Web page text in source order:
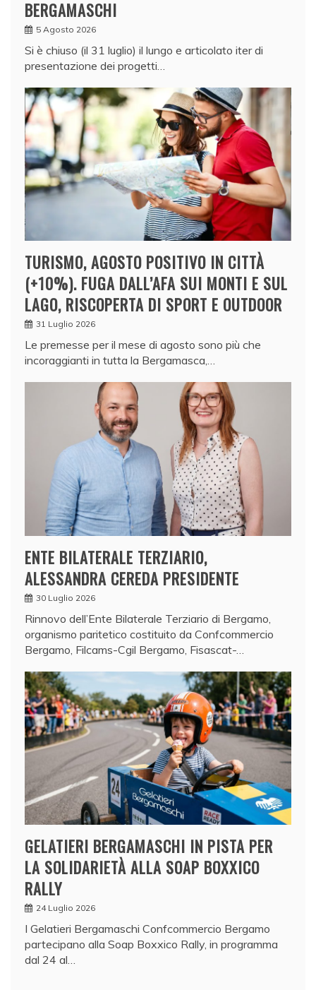
BERGAMASCHI
5 Agosto 2026
Si è chiuso (il 31 luglio) il lungo e articolato iter di
presentazione dei progetti…
TURISMO, AGOSTO POSITIVO IN CITTÀ
(+10%). FUGA DALL’AFA SUI MONTI E SUL
LAGO, RISCOPERTA DI SPORT E OUTDOOR
31 Luglio 2026
Le premesse per il mese di agosto sono più che
incoraggianti in tutta la Bergamasca,…
ENTE BILATERALE TERZIARIO,
ALESSANDRA CEREDA PRESIDENTE
30 Luglio 2026
Rinnovo dell’Ente Bilaterale Terziario di Bergamo,
organismo paritetico costituito da Confcommercio
Bergamo, Filcams-Cgil Bergamo, Fisascat-…
GELATIERI BERGAMASCHI IN PISTA PER
LA SOLIDARIETÀ ALLA SOAP BOXXICO
RALLY
24 Luglio 2026
I Gelatieri Bergamaschi Confcommercio Bergamo
partecipano alla Soap Boxxico Rally, in programma
dal 24 al…